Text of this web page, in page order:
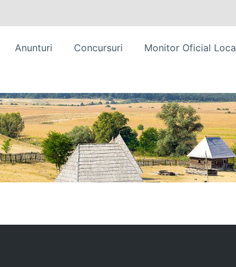
Anunturi Concursuri
Monitor Oficial